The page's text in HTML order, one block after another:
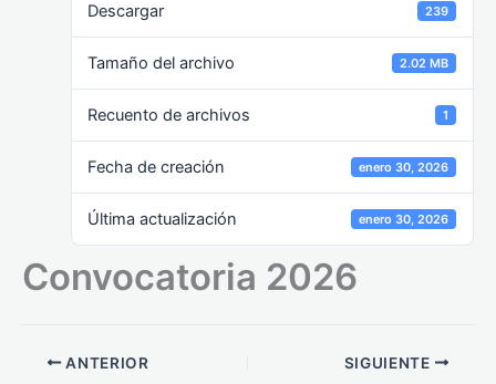
Descargar 239
Tamaño del archivo 2.02 MB
Recuento de archivos 1
Fecha de creación enero 30, 2026
Última actualización enero 30, 2026
Convocatoria 2026
ANTERIOR SIGUIENTE